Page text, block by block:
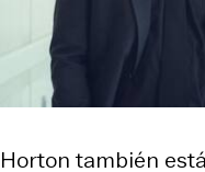
Horton también